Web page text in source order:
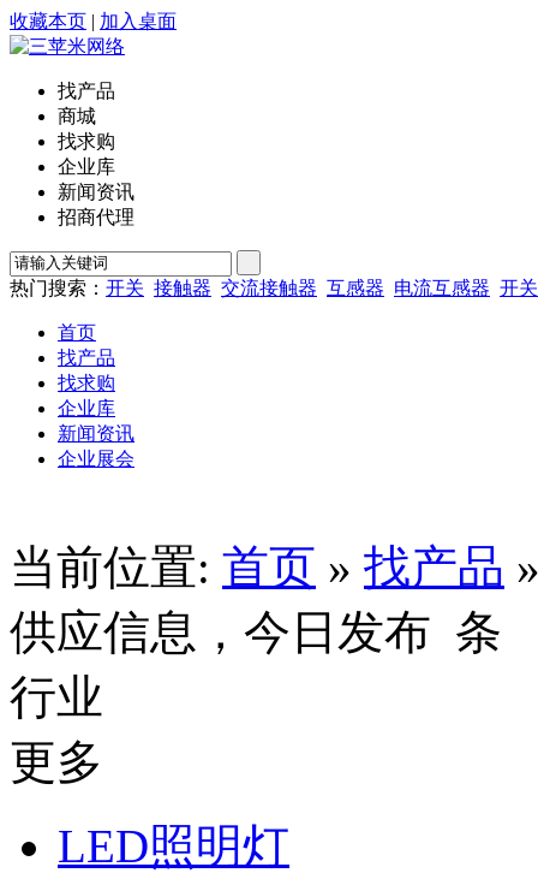
收藏本页 | 加入桌面
找产品
商城
找求购
企业库
新闻资讯
招商代理
热门搜索： 开关 接触器 交流接触器 互感器 电流互感器 开
首页
找产品
找求购
企业库
新闻资讯
企业展会
当前位置: 首页 » 找产品
供应信息，今日发布 条
行业
更多
LED照明灯